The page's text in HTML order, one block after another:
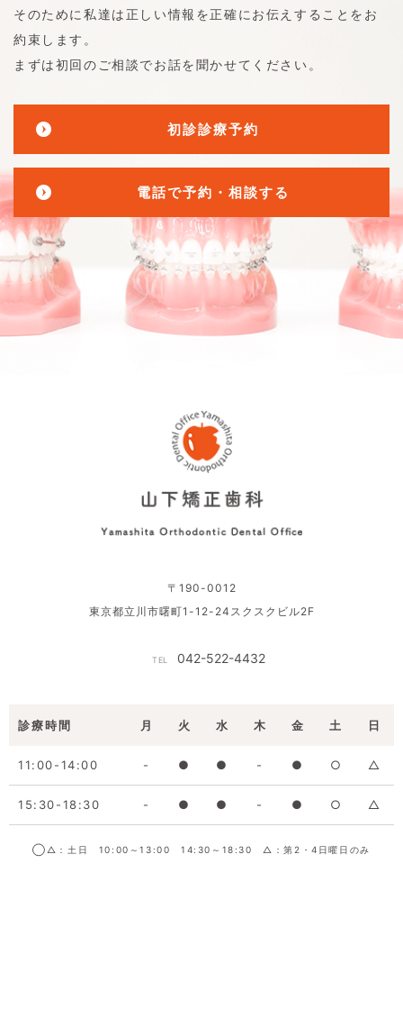
そのために私達は正しい情報を正確にお伝えすることをお
約束します。
まずは初回のご相談でお話を聞かせてください。
初診診療予約
電話で予約・相談する
〒190-0012
東京都立川市曙町1-12-24スクスクビル2F
TEL 042-522-4432
診療時間 月 火 水 木 金 土 日
11:00-14:00 - ● ● - ● ○ △
15:30-18:30 - ● ● - ● ○ △
◯△：土日 10:00～13:00 14:30～18:30 △：第2・4日曜日のみ